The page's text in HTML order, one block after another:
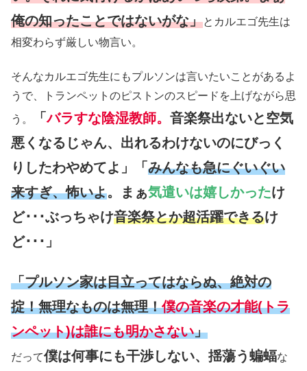
俺の知ったことではないがな」とカルエゴ先生は
相変わらず厳しい物言い。
そんなカルエゴ先生にもプルソンは言いたいことがあるよ
うで、トランペットのピストンのスピードを上げながら思
う。
「バラすな陰湿教師。 音楽祭出ないと空気
悪くなるじゃん、出れるわけないのにびっく
りしたわやめてよ」「 みんなも急にぐいぐい
来すぎ、怖いよ。まぁ気遣いは嬉しかったけ
ど･･･ぶっちゃけ音楽祭とか超活躍できるけ
ど･･･」
「プルソン家は目立ってはならぬ、絶対の
掟！無理なものは無理！僕の音楽の才能(トラ
ンペット)は誰にも明かさない」
だって僕は何事にも干渉しない、揺蕩う蝙蝠な